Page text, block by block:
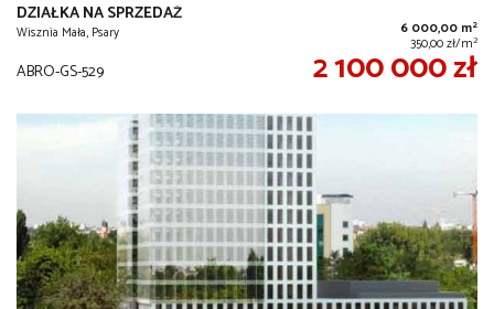
DZIAŁKA NA SPRZEDAŻ
Wisznia Mała, Psary 6 000,00 m2
350,00 zł/m2
ABRO-GS-529 2 100 000 zł